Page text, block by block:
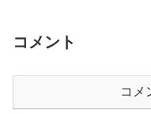
コメント
コメ